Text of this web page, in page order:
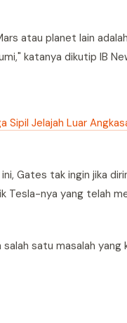
atau planet lain
katanya dikutip IB
Sipil Jelajah Luar
ini, Gates tak ingin jika
Tesla-nya yang telah
satu masalah